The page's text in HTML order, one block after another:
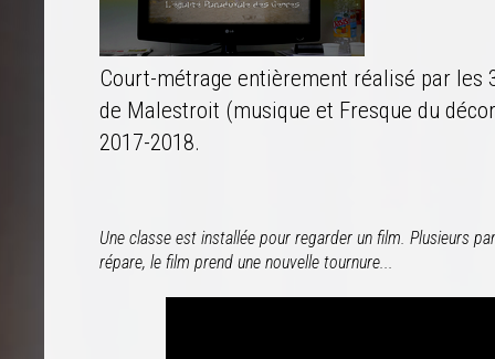
Court-métrage entièrement réalisé par les
de Malestroit (musique et Fresque du
2017-2018.
Une classe est installée pour regarder un film. Plusieurs
répare, le film prend une nouvelle tournure...